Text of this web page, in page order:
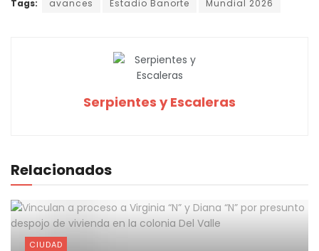
Tags: avances Estadio Banorte Mundial 2026
Serpientes y Escaleras
Relacionados
CIUDAD